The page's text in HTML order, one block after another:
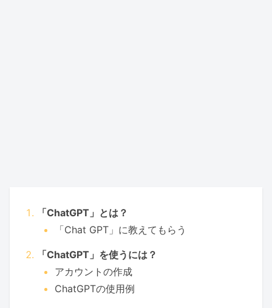
「ChatGPT」とは？
「Chat GPT」に教えてもらう
「ChatGPT」を使うには？
アカウントの作成
ChatGPTの使用例